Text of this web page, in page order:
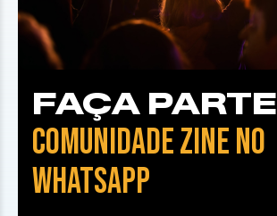
FAÇA PARTE
COMUNIDADE ZINE NO
WHATSAPP